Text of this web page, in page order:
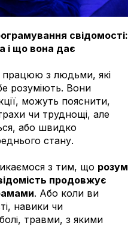
свідомості:
і що вона дає
працюю з людьми, які
розуміють. Вони
можуть пояснити,
чи труднощі, але
або швидко
стану.
з тим, що розум
продовжує
. Або коли ви
навики чи
травми, з якими